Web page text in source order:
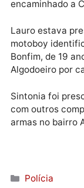
cercas
O criminoso
onde receberá
Lauro estava
motoboy
Algodoeiro
Sintonia foi